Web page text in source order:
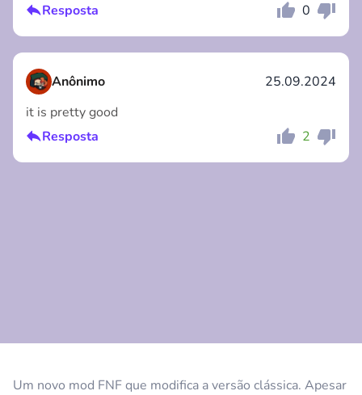
Um novo mod FNF que modifica a versão clássica. Apesar
Resposta
0
Cancelar Comentário
Anônimo
25.09.2024
it is pretty good
Resposta
2
Cancelar Comentário